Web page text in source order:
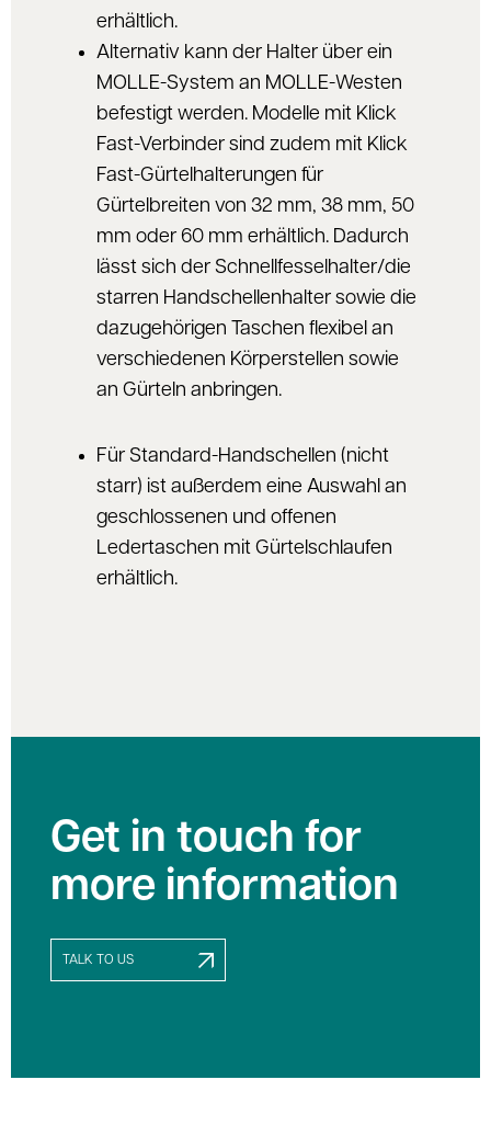
erhältlich.
Alternativ kann der Halter über ein
MOLLE-System an MOLLE-Westen
befestigt werden. Modelle mit Klick
Fast-Verbinder sind zudem mit Klick
Fast-Gürtelhalterungen für
Gürtelbreiten von 32 mm, 38 mm, 50
mm oder 60 mm erhältlich. Dadurch
lässt sich der Schnellfesselhalter/die
starren Handschellenhalter sowie die
dazugehörigen Taschen flexibel an
verschiedenen Körperstellen sowie
an Gürteln anbringen.
Für Standard-Handschellen (nicht
starr) ist außerdem eine Auswahl an
geschlossenen und offenen
Ledertaschen mit Gürtelschlaufen
erhältlich.
Get in touch for
more information
TALK TO US